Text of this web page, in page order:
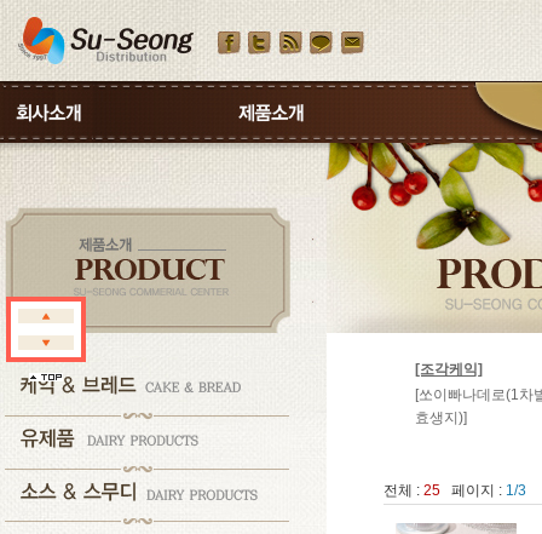
[조각케익]
[쏘이빠나데로(1차
효생지)]
전체 : 25 페이지 : 1/3